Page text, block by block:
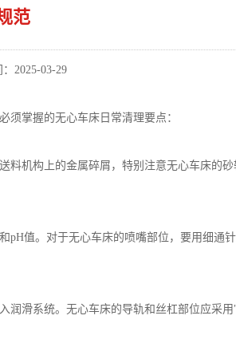
范
2025-03-29
须掌握的无心车床 日常清理要点：
料机构上的金属碎屑，特别注意无心车床的砂
pH值。对于无心车床的喷嘴部位，要用细通
润滑系统。无心车床的导轨和丝杠部位应采用